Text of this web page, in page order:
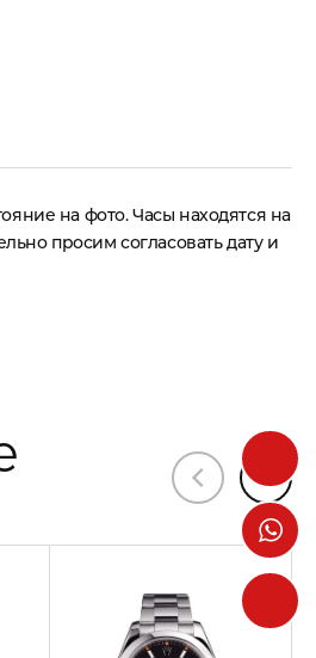
на фото. Часы находятся на
просим согласовать дату и